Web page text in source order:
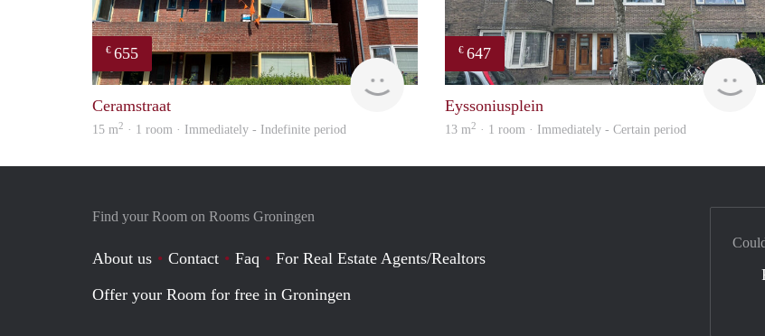
€ 655
GrunoVerhuur
Ceramstraat
15 m2 · 1 room · Immediately - Indefinite period
€ 647
Eyssoniusplein
13 m2 · 1 room · Immediately - Certain period
Find your Room on Rooms Groningen
About us Contact Faq
For Real Estate Agents/Realtors
Offer your Room for free in Groningen